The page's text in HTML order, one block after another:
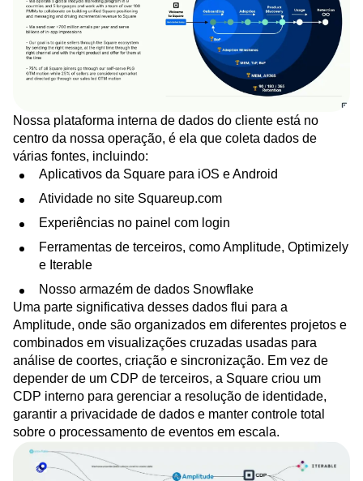
Nossa plataforma interna de dados do cliente está no
centro da nossa operação, é ela que coleta dados de
várias fontes, incluindo:
Aplicativos da Square para iOS e Android
Atividade no site Squareup.com
Experiências no painel com login
Ferramentas de terceiros, como Amplitude, Optimizely
e Iterable
Nosso armazém de dados Snowflake
Uma parte significativa desses dados flui para a
Amplitude, onde são organizados em diferentes projetos e
combinados em visualizações cruzadas usadas para
análise de coortes, criação e sincronização. Em vez de
depender de um CDP de terceiros, a Square criou um
CDP interno para gerenciar a resolução de identidade,
garantir a privacidade de dados e manter controle total
sobre o processamento de eventos em escala.